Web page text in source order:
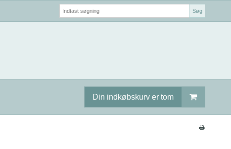
Søg
Din indkøbskurv er tom